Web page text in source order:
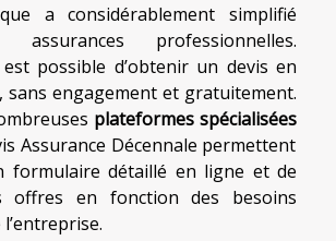
a considérablement simplifié
assurances professionnelles.
possible d’obtenir un devis en
sans engagement et gratuitement.
plateformes spécialisées
Assurance Décennale permettent
formulaire détaillé en ligne et de
offres en fonction des besoins